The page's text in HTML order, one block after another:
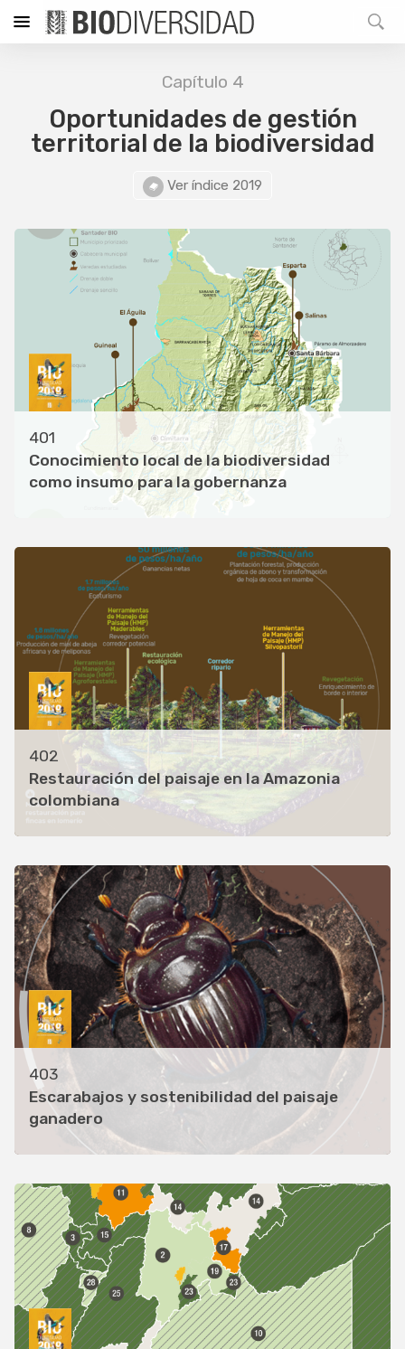
Capítulo 4
Oportunidades de gestión
territorial de la biodiversidad
Ver índice 2019
401
Conocimiento local de la biodiversidad
como insumo para la gobernanza
402
Restauración del paisaje en la Amazonia
colombiana
403
Escarabajos y sostenibilidad del paisaje
ganadero